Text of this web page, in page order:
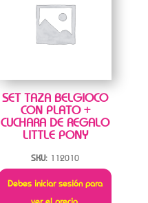
SET TAZA BELGIOCO
CON PLATO +
CUCHARA DE REGALO
LITTLE PONY
SKU: 112010
Debes iniciar sesión para